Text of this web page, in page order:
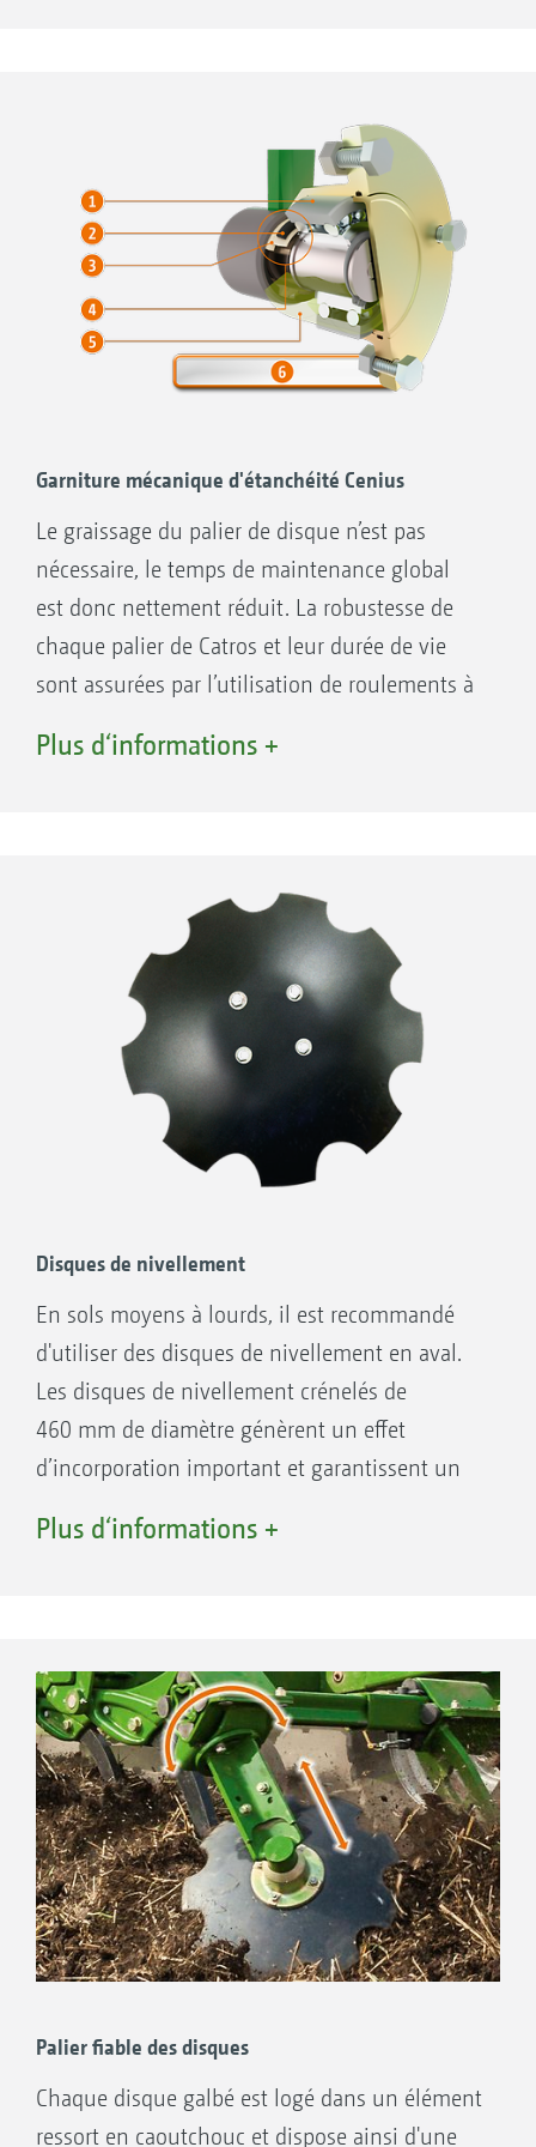
disponibles avec un réglage d'angle et de
Garniture mécanique d'étanchéité Cenius
Le graissage du palier de disque n’est pas
nécessaire, le temps de maintenance global
est donc nettement réduit. La robustesse de
chaque palier de Catros et leur durée de vie
sont assurées par l’utilisation de roulements à
d’étanchéité mécaniques ; composants utilisés
Vos avantages :
Nivellement optimal grâce aux lames en
acier à ressort ou aux disques de
nivellement
Disques de bordure réglables séparément en
hauteur et en inclinaison pour un résultat
de travail parfait dans la zone de bordure
Sécurité anti-pierre sans aucune
maintenance par le biais d’éléments en
caoutchouc
Roulement à double rangées de billes à
2 x joint torique
Remplissage d’huile de boîte de vitesses
Éprouvé plus de 1 000 000 de fois !
« Les disques galbés de nivellement réalisent
un super travail. Les disques de bordure
s'insèrent et se retirent très facilement et
disposent de bonnes possibilités d'ajustement
dans les trous oblongs. »
Plus d‘informations +
Disques de nivellement
En sols moyens à lourds, il est recommandé
d'utiliser des disques de nivellement en aval.
Les disques de nivellement crénelés de
460 mm de diamètre génèrent un effet
d’incorporation important et garantissent un
de paille élevés.
Plus d‘informations +
Palier fiable des disques
Chaque disque galbé est logé dans un élément
ressort en caoutchouc et dispose ainsi d'une